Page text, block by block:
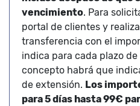
vencimiento. Para
portal de clientes y
transferencia con el
indica para cada plazo de
concepto habrá que
de extensión. Los
para 5 días hasta 99€